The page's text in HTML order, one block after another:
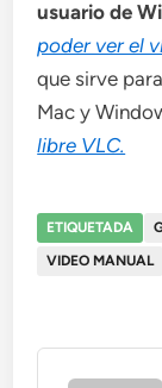
usuario de
poder ver el
que sirve
Mac y
libre VLC.
ETIQUETADA
VIDEO MANUAL